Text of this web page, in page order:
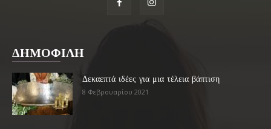
ΔΗΜΟΦΙΛΗ
Δεκαεπτά ιδέες για μια τέλεια βάπτιση
8 Φεβρουαρίου 2021